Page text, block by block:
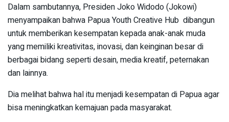
Dalam sambutannya, Presiden Joko Widodo (Jokowi)
menyampaikan bahwa Papua Youth Creative Hub dibangun
untuk memberikan kesempatan kepada anak-anak muda
yang memiliki kreativitas, inovasi, dan keinginan besar di
berbagai bidang seperti desain, media kreatif, peternakan
dan lainnya.
Dia melihat bahwa hal itu menjadi kesempatan di Papua agar
bisa meningkatkan kemajuan pada masyarakat.